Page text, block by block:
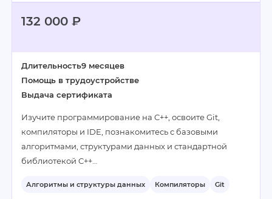
132 000 ₽
Длительность9 месяцев
Помощь в трудоустройстве
Выдача сертификата
Изучите программирование на C++, освоите Git,
компиляторы и IDE, познакомитесь с базовыми
алгоритмами, структурами данных и стандартной
библиотекой C++…
Алгоритмы и структуры данных Компиляторы Git